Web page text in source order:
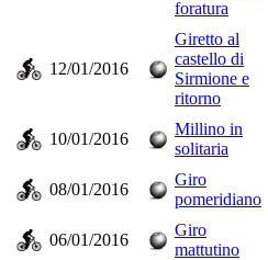
foratura
12/01/2016
Giretto al
castello di
Sirmione e
ritorno
10/01/2016
Millino in
solitaria
08/01/2016
Giro
pomeridiano
06/01/2016
Giro
mattutino